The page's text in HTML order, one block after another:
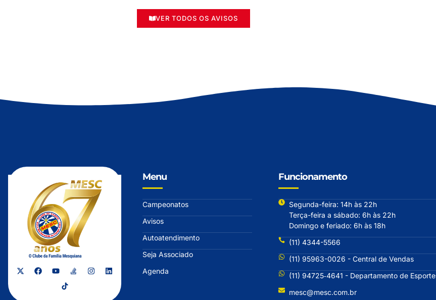
VER TODOS OS AVISOS
Menu
Campeonatos
Avisos
Autoatendimento
Seja Associado
Agenda
Funcionamento
Segunda-feira: 14h às 22h
Terça-feira a sábado: 6h às 22h
Domingo e feriado: 6h às 18h
(11) 4344-5566
(11) 95963-0026 - Central de Vendas
(11) 94725‐4641 - Departamento de
mesc@mesc.com.br